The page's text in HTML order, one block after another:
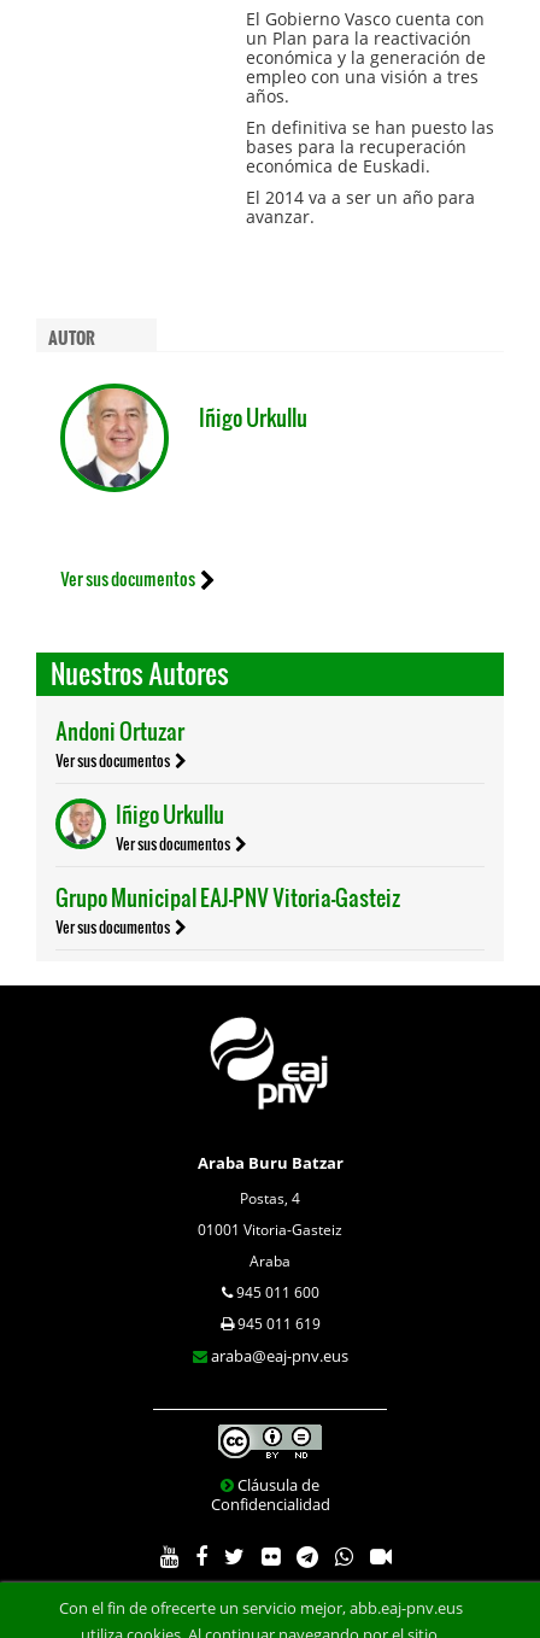
El Gobierno Vasco cuenta con
un Plan para la reactivación
económica y la generación de
empleo con una visión a tres
años.
En definitiva se han puesto las
bases para la recuperación
económica de Euskadi.
El 2014 va a ser un año para
avanzar.
AUTOR
Iñigo Urkullu
Ver sus documentos
Nuestros Autores
Andoni Ortuzar
Ver sus documentos
Iñigo Urkullu
Ver sus documentos
Grupo Municipal EAJ-PNV Vitoria-Gasteiz
Ver sus documentos
Araba Buru Batzar
Postas, 4
01001 Vitoria-Gasteiz
Araba
945 011 600
945 011 619
araba@eaj-pnv.eus
Cláusula de
Confidencialidad
Con el fin de ofrecerte un servicio mejor, abb.eaj-pnv.eus